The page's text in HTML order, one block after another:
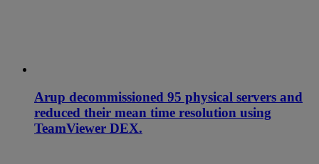
Arup decommissioned 95 physical servers and
reduced their mean time resolution using
TeamViewer DEX.